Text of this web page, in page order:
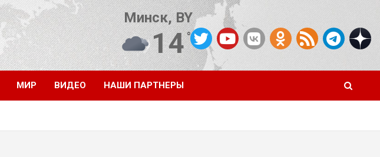
Минск, BY
14°C
Погода от OpenWeatherMap
МИР ВИДЕО НАШИ ПАРТНЕРЫ